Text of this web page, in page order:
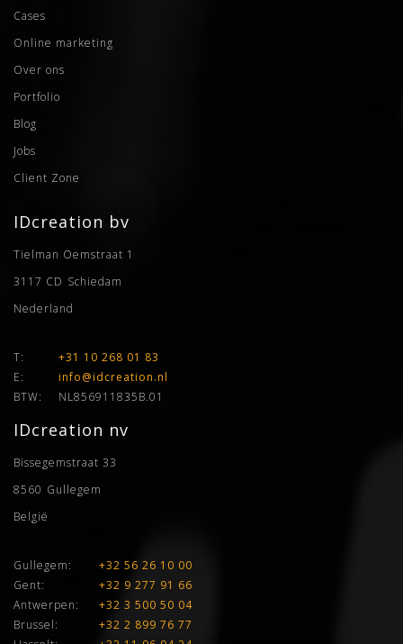
Cases
Online marketing
Over ons
Portfolio
Blog
Jobs
Client Zone
IDcreation bv
Tielman Oemstraat 1
3117 CD Schiedam
Nederland
T:
+31 10 268 01 83
E:
info@idcreation.nl
BTW:
NL856911835B.01
IDcreation nv
Bissegemstraat 33
8560 Gullegem
België
Gullegem:
+32 56 26 10 00
Gent:
+32 9 277 91 66
Antwerpen:
+32 3 500 50 04
Brussel:
+32 2 899 76 77